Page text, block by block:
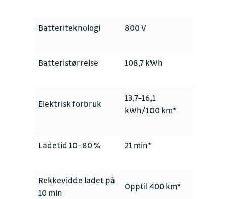
Batteriteknologi 800 V
Batteristørrelse 108,7 kWh
Elektrisk forbruk
13,7–16,1
kWh/100 km*
Ladetid 10–80 % 21 min*
Rekkevidde ladet på
10 min
Opptil 400 km*